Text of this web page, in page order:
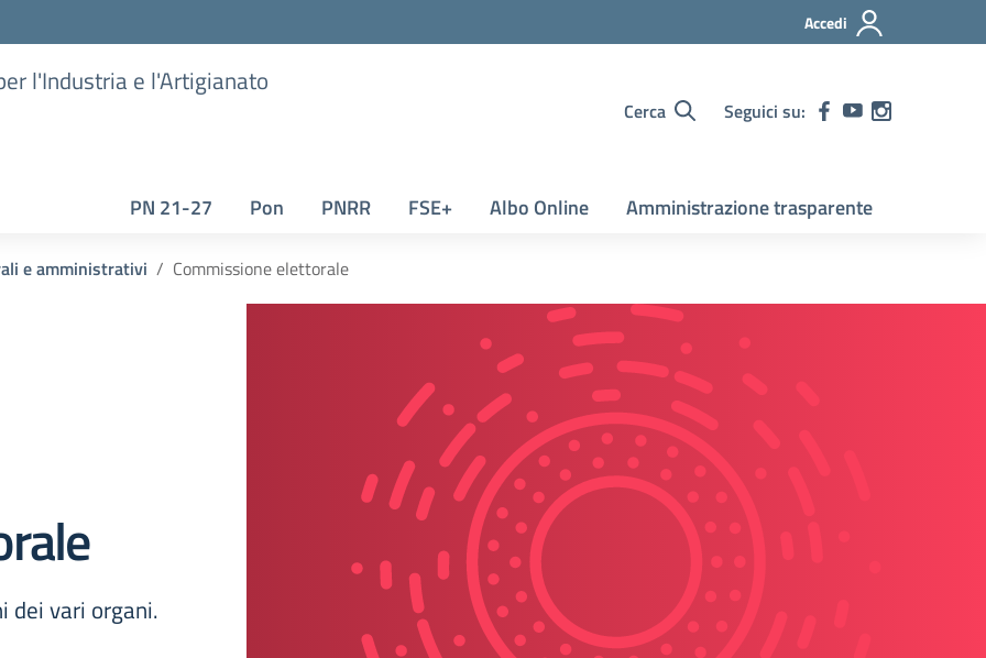
Accedi
l'Industria e l'Artigianato
Cerca Seguici su:
PN 21-27 Pon PNRR FSE+ Albo Online Amministrazione trasparente
e amministrativi Commissione elettorale
dei vari organi.